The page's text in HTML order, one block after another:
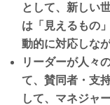
として、新しい
は「見えるもの
動的に対応しな
リーダーが人々
て、賛同者・支
して、マネジャ